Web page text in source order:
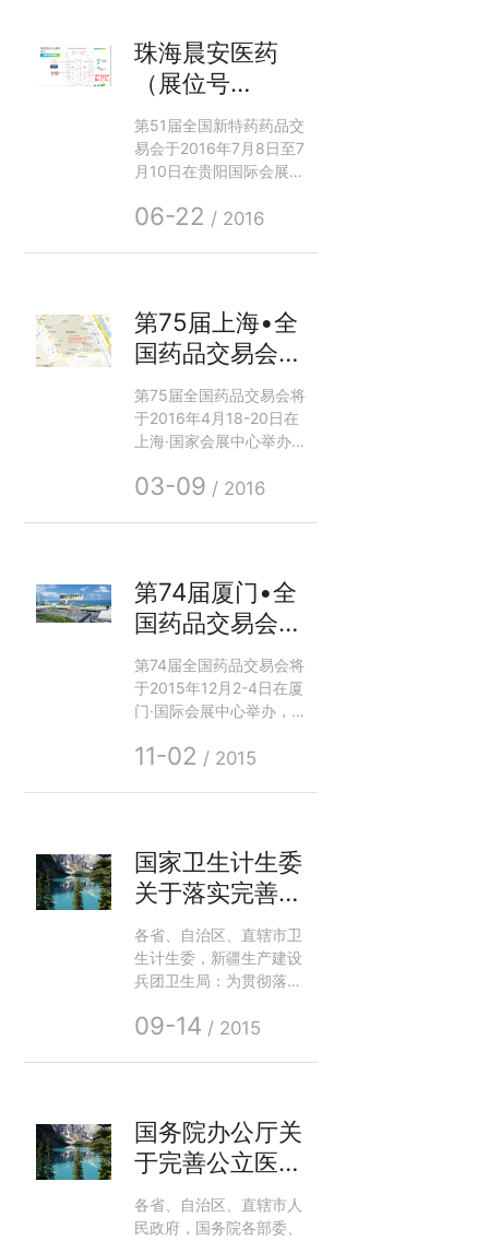
信息交流和合作对接平
台。
珠海晨安医药
（展位号
6D14） 期待您
的光临！
第51届全国新特药药品交
易会于2016年7月8日至7
月10日在贵阳国际会展中
易会是我国医药健康领域
和交流平台。展示范围包
括化学药、中成药、中药
材、中药饮片、生物制
06-22 / 2016
第75届上海•全
国药品交易会，
珠海晨安医药有
限公司期待您的
光临！
第75届全国药品交易会将
于2016年4月18-20日在
上海·国家会展中心举办，
公司）将携全国医保、基
广大新老朋友莅临展位指
导。
03-09 / 2016
第74届厦门•全
国药品交易会，
珠海晨安医药有
限公司期待您的
光临！
第74届全国药品交易会将
于2015年12月2-4日在厦
门·国际会展中心举办，我
司）将携全国医保、基药
新老朋友莅临展位指导。
11-02 / 2015
国家卫生计生委
关于落实完善公
立医院药品集中
采购工作指导意
见的通知 中华
人民共和国国家
卫生和计划生育
各省、自治区、直辖市卫
生计生委，新疆生产建设
兵团卫生局：为贯彻落实
公立医院药品集中采购工
求通知如下
09-14 / 2015
国务院办公厅关
于完善公立医院
药品 集中采购
工作的指导意见
各省、自治区、直辖市人
民政府，国务院各部委、